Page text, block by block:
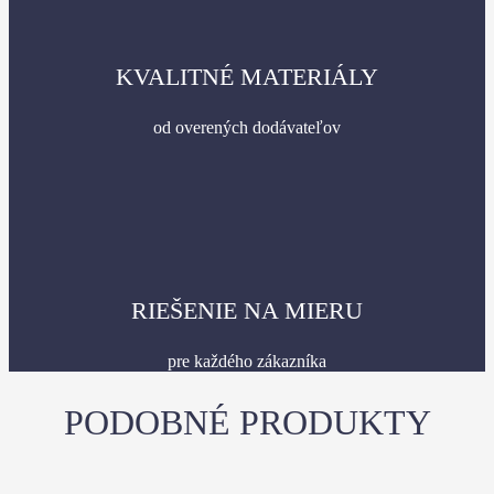
KVALITNÉ MATERIÁLY
od overených dodávateľov
RIEŠENIE NA MIERU
pre každého zákazníka
PODOBNÉ PRODUKTY